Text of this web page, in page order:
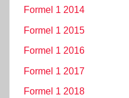
Formel 1 2014
Formel 1 2015
Formel 1 2016
Formel 1 2017
Formel 1 2018